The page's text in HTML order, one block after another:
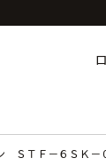
ＳＴＦ－６ＳＫ－